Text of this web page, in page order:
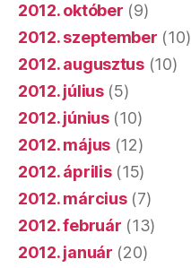
2012. október (9)
2012. szeptember (10)
2012. augusztus(10)
2012. július(5)
2012. június(10)
2012. május (12)
2012. április(15)
2012. március(7)
2012. február (13)
2012. január (20)